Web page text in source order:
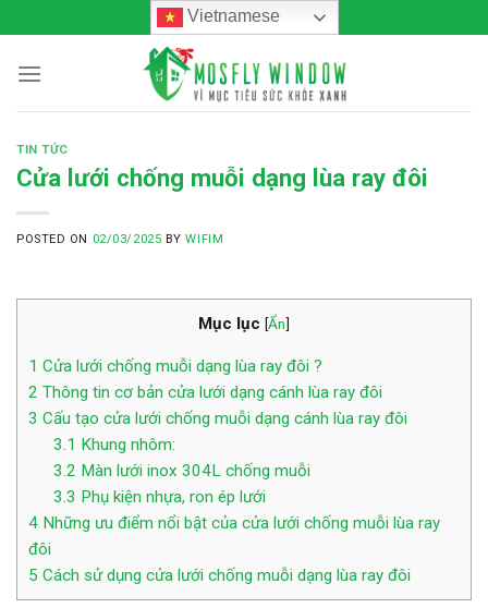
to
content
Vietnamese
TIN TỨC
Cửa lưới chống muỗi dạng lùa ray đôi
POSTED ON 02/03/2025 BYWIFIM
Mục lục [Ẩn]
1 Cửa lưới chống muỗi dạng lùa ray đôi ?
2 Thông tin cơ bản cửa lưới dạng cánh lùa ray đôi
3 Cấu tạo cửa lưới chống muỗi dạng cánh lùa ray đôi
3.1 Khung nhôm:
3.2 Màn lưới inox 304L chống muỗi
3.3 Phụ kiện nhựa, ron ép lưới
4 Những ưu điểm nổi bật của cửa lưới chống muỗi lùa ray
đôi
5 Cách sử dụng cửa lưới chống muỗi dạng lùa ray đôi